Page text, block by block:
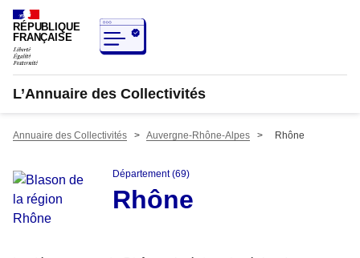
RÉPUBLIQUE
FRANÇAISE
L’Annuaire des Collectivités
Annuaire des Collectivités > Auvergne-Rhône-Alpes > Rhône
Département (69)
Rhône